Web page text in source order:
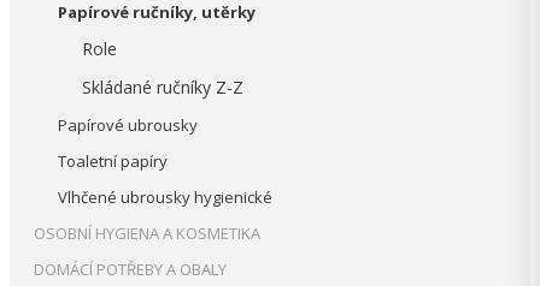
Papírové ručníky, utěrky
Role
Skládané ručníky Z-Z
Papírové ubrousky
Toaletní papíry
Vlhčené ubrousky hygienické
OSOBNÍ HYGIENA A KOSMETIKA
DOMÁCÍ POTŘEBY A OBALY